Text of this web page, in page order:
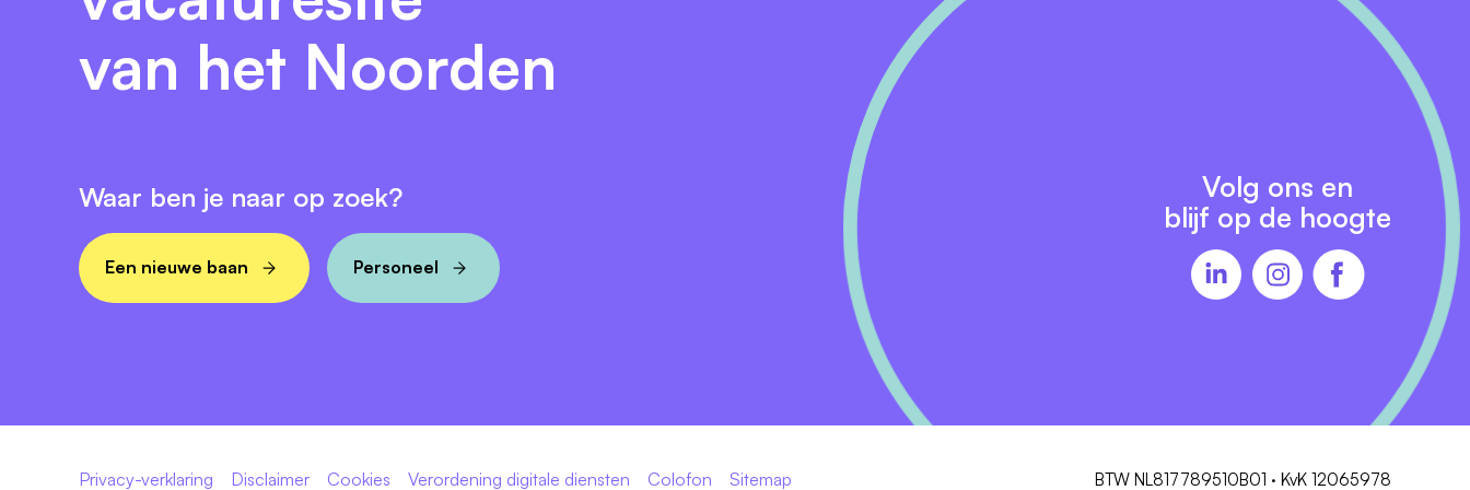
van het Noorden
Waar ben je naar op zoek?
Een nieuwe baan Personeel
Volg ons en
blijf op de hoogte
Privacy-verklaring Disclaimer Cookies Verordening digitale diensten Colofon Sitemap BTW NL817789510B01 · KvK 12065978